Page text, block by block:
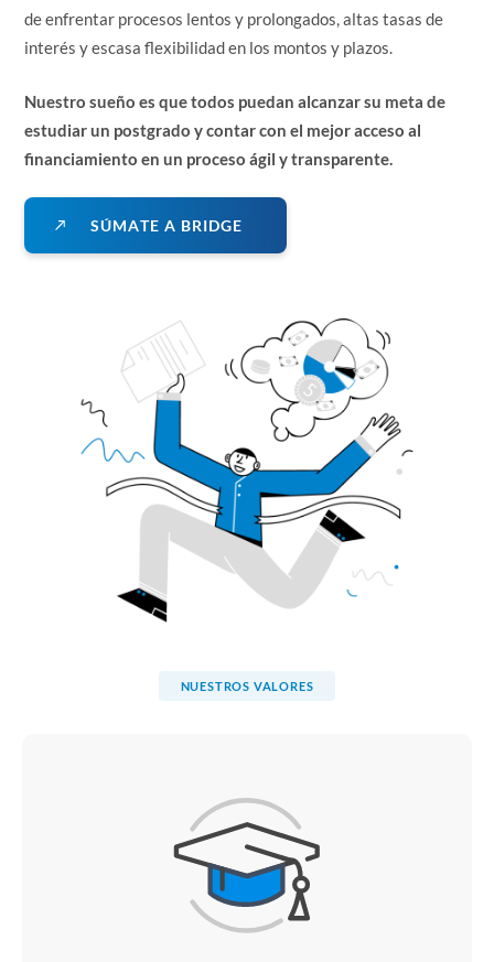
de enfrentar procesos lentos y prolongados, altas tasas de
interés y escasa flexibilidad en los montos y plazos.
Nuestro sueño es que todos puedan alcanzar su meta de
estudiar un postgrado y contar con el mejor acceso al
financiamiento en un proceso ágil y transparente.
SÚMATE A BRIDGE
NUESTROS VALORES